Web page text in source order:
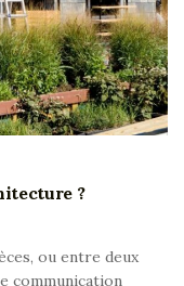
?
ou entre deux
communication